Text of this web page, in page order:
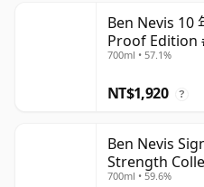
Ben Nevis 10
Proof Edition
700ml • 57.1%
NT$1,920 ?
Ben Nevis
Strength
700ml • 59.6%